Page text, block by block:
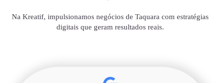
Na Kreatif, impulsionamos negócios de Taquara com estratégias
digitais que geram resultados reais.